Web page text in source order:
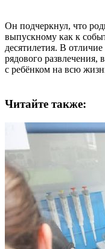
Он подчеркнул, что
выпускному как к
десятилетия. В
рядового развлечения,
с ребёнком на всю
Читайте также: